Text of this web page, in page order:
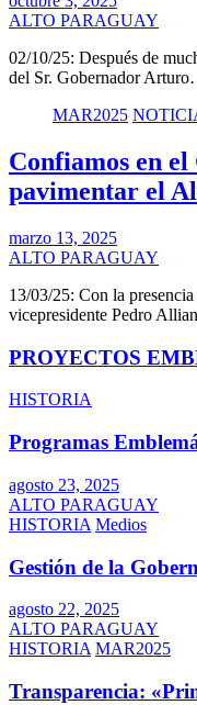
ALTO PARAGUAY
02/10/25: Después de
del Sr. Gobernador
MAR2025
Confiamos en
pavimentar el
marzo 13, 2025
ALTO PARAGUAY
13/03/25: Con la
vicepresidente Pedro
PROYECTOS
HISTORIA
Programas
agosto 23, 2025
ALTO PARAGUAY
HISTORIA Medios
Gestión de la
agosto 22, 2025
ALTO PARAGUAY
HISTORIA MAR2025
Transparencia: